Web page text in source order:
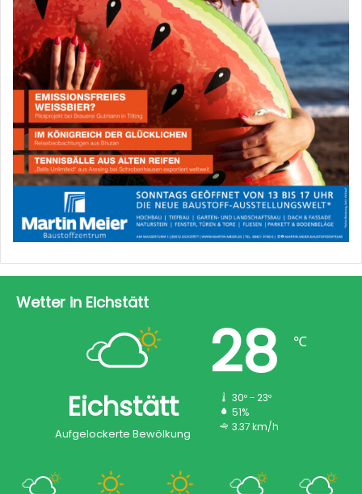
Wetter in Eichstätt
Eichstätt
Aufgelockerte Bewölkung
28 ℃
30º - 23º
51%
3.37 km/h